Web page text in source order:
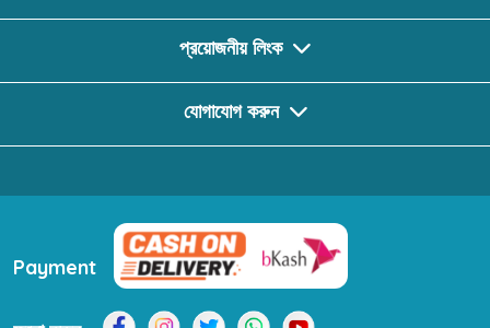
প্রয়োজনীয় লিংক
যোগাযোগ করুন
Payment